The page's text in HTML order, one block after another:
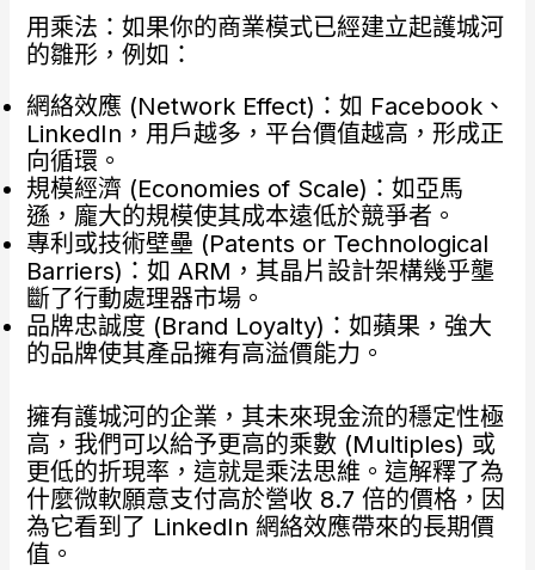
用乘法：如果你的商業模式已經建立起護城河
的雛形，例如：
網絡效應 (Network Effect)：如 Facebook、
LinkedIn，用戶越多，平台價值越高，形成正
向循環。
規模經濟 (Economies of Scale)：如亞馬
遜，龐大的規模使其成本遠低於競爭者。
專利或技術壁壘 (Patents or Technological
Barriers)：如 ARM，其晶片設計架構幾乎壟
斷了行動處理器市場。
品牌忠誠度 (Brand Loyalty)：如蘋果，強大
的品牌使其產品擁有高溢價能力。
擁有護城河的企業，其未來現金流的穩定性極
高，我們可以給予更高的乘數 (Multiples) 或
更低的折現率，這就是乘法思維。這解釋了為
什麼微軟願意支付高於營收 8.7 倍的價格，因
為它看到了 LinkedIn 網絡效應帶來的長期價
值。